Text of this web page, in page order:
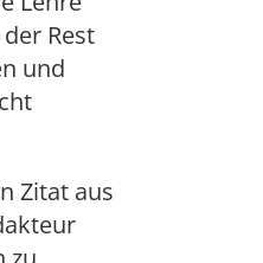
Rest
und
Zitat aus